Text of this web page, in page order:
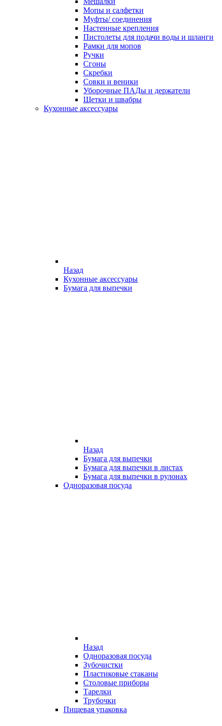
Мопы и салфетки
Муфты/ соединения
Настенные крепления
Пистолеты для подачи воды и шланги
Рамки для мопов
Ручки
Сгоны
Скребки
Совки и веники
Уборочные ПАДы и держатели
Щетки и швабры
Кухонные аксессуары
Назад
Кухонные аксессуары
Бумага для выпечки
Назад
Бумага для выпечки
Бумага для выпечки в листах
Бумага для выпечки в рулонах
Одноразовая посуда
Назад
Одноразовая посуда
Зубочистки
Пластиковые стаканы
Столовые приборы
Тарелки
Трубочки
Пищевая упаковка